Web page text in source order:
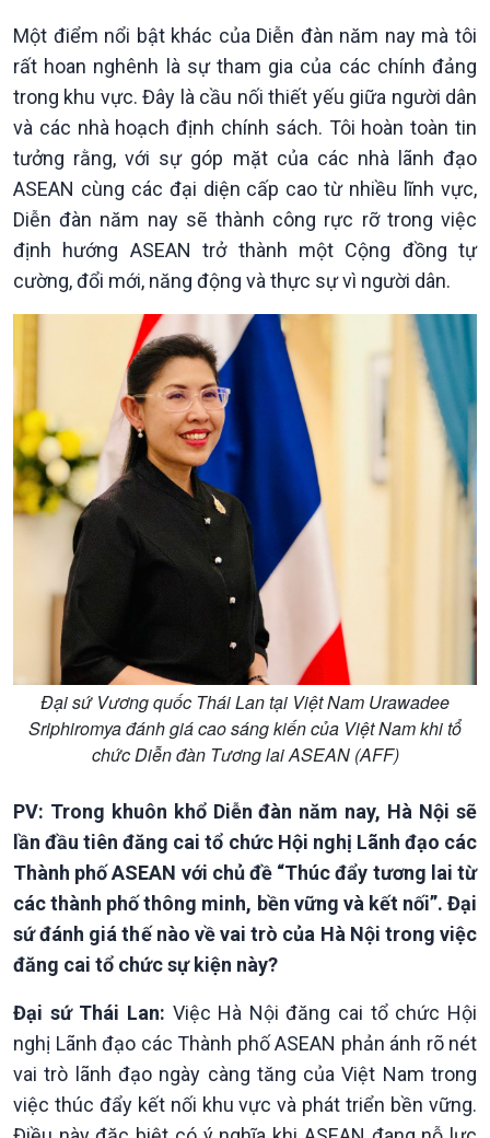
Chính trị
Tin Chính trị
Chính phủ với người dân
Quốc hội với cử tri
Xây dựng đảng
Đảng trong cuộc sống
Nhận diện sự thật
Pháp luật và đời sống
Thế giới
Tin thế giới
Vấn đề quốc tế
Hồ sơ sự kiện quốc tế
Thế giới & Việt Nam
Biên cương - Một dải vững
bền
Kinh tế
Tin Kinh tế
Sức sống hàng Việt
Khởi nghiệp
Tuyên chiến với gian lận
thương mại
Nông nghiệp & Biển đảo
Tin Nông nghiệp & Biển
Biển đảo Việt Nam
Tâm tình biên giới và hải
đảo
Tìm hiểu biển, đảo Việt
Nam
Một điểm nổi bật khác của Diễn đàn năm nay mà tôi
rất hoan nghênh là sự tham gia của các chính đảng
trong khu vực. Đây là cầu nối thiết yếu giữa người dân
và các nhà hoạch định chính sách. Tôi hoàn toàn tin
tưởng rằng, với sự góp mặt của các nhà lãnh đạo
ASEAN cùng các đại diện cấp cao từ nhiều lĩnh vực,
Diễn đàn năm nay sẽ thành công rực rỡ trong việc
định hướng ASEAN trở thành một Cộng đồng tự
cường, đổi mới, năng động và thực sự vì người dân.
Đại sứ Vương quốc Thái Lan tại Việt Nam Urawadee
Sriphiromya đánh giá cao sáng kiến của Việt Nam khi tổ
chức Diễn đàn Tương lai ASEAN (AFF)
PV: Trong khuôn khổ Diễn đàn năm nay, Hà Nội sẽ
lần đầu tiên đăng cai tổ chức Hội nghị Lãnh đạo các
Thành phố ASEAN với chủ đề “Thúc đẩy tương lai từ
các thành phố thông minh, bền vững và kết nối”. Đại
sứ đánh giá thế nào về vai trò của Hà Nội trong việc
đăng cai tổ chức sự kiện này?
Đại sứ Thái Lan: Việc Hà Nội đăng cai tổ chức Hội
nghị Lãnh đạo các Thành phố ASEAN phản ánh rõ nét
vai trò lãnh đạo ngày càng tăng của Việt Nam trong
việc thúc đẩy kết nối khu vực và phát triển bền vững.